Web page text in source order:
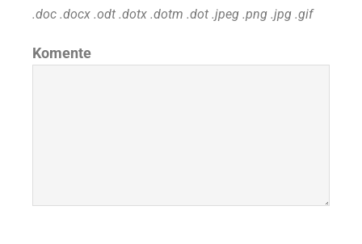
.doc .docx .odt .dotx .dotm .dot .jpeg .png .jpg .gif
Komente